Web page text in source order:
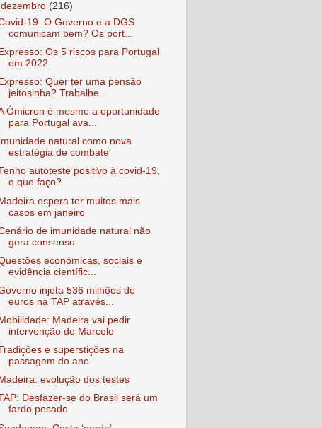
dezembro (216)
19. O Governo e a DGS
comunicam bem? Os port...
Expresso: Os 5 riscos para Portugal
em 2022
Expresso: Quer ter uma pensão
jeitosinha? Trabalhe...
Ómicron é mesmo a oportunidade
para Portugal ava...
Imunidade natural como nova
estratégia de combate
autoteste positivo à covid-19,
o que faço?
espera ter muitos mais
casos em janeiro
de imunidade natural não
gera consenso
económicas, sociais e
evidência científic...
injeta 536 milhões de
euros na TAP através...
Mobilidade: Madeira vai pedir
intervenção de Marcelo
e superstições na
passagem do ano
Madeira: evolução dos testes
Desfazer-se do Brasil será um
fardo pesado